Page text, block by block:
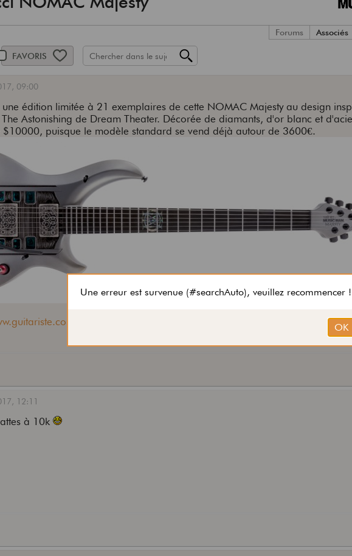
Forums Associés
FAVORIS
09:00
édition limitée à 21 exemplaires de cette NOMAC Majesty au design
Astonishing de Dream Theater. Décorée de diamants, d'or blanc et
$10000, puisque le modèle standard se vend déjà autour de 3600€.
art(...).html
12:11
à 10k